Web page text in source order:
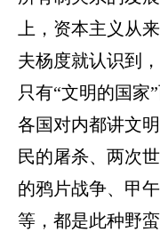
上，资本主义从
夫杨度就认识到
只有“文明的国家
各国对内都讲文
民的屠杀、两次
的鸦片战争、甲
等，都是此种野